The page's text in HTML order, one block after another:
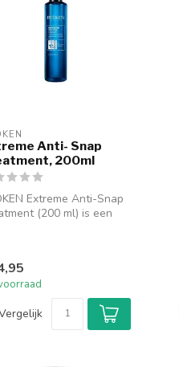
Anti- Snap
200ml
Extreme Anti-Snap
(200 ml) is een